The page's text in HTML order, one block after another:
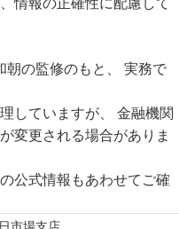
情報の正確性に配慮して
朝の監修のもと、 実務で
していますが、 金融機関
変更される場合がありま
公式情報もあわせてご確